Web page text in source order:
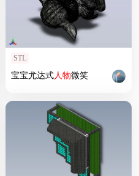
STL
宝宝尤达式人物微笑